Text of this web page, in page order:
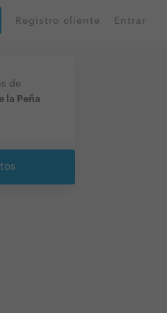
Registro cliente Entrar
de
la Peña